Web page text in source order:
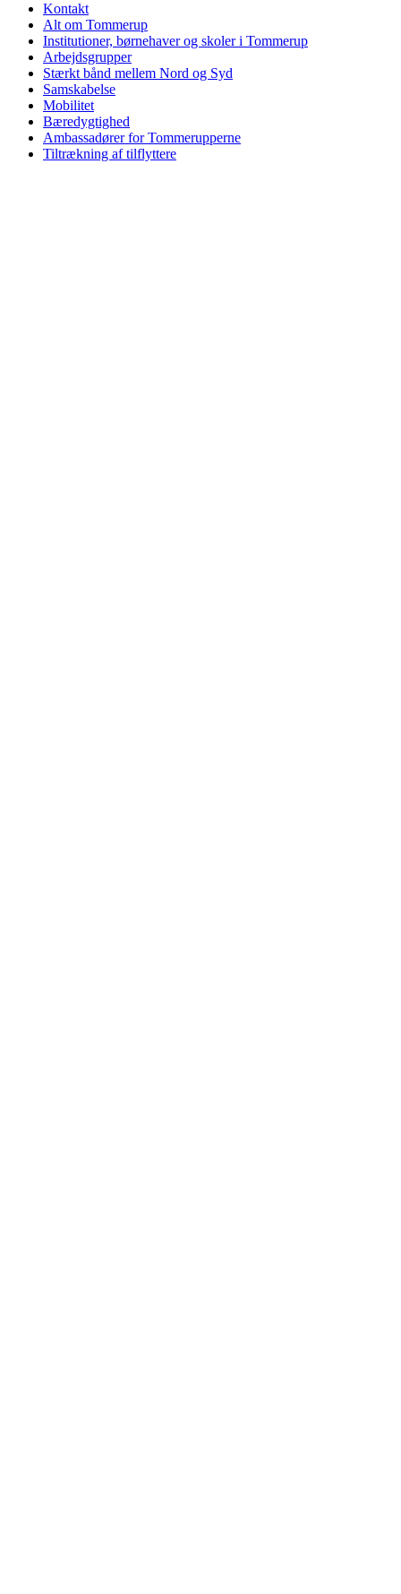
Kontakt
Alt om Tommerup
Institutioner, børnehaver og skoler i Tommerup
Arbejdsgrupper
Stærkt bånd mellem Nord og Syd
Samskabelse
Mobilitet
Bæredygtighed
Ambassadører for Tommerupperne
Tiltrækning af tilflyttere